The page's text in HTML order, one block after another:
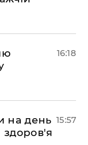
16:18
на день 15:57